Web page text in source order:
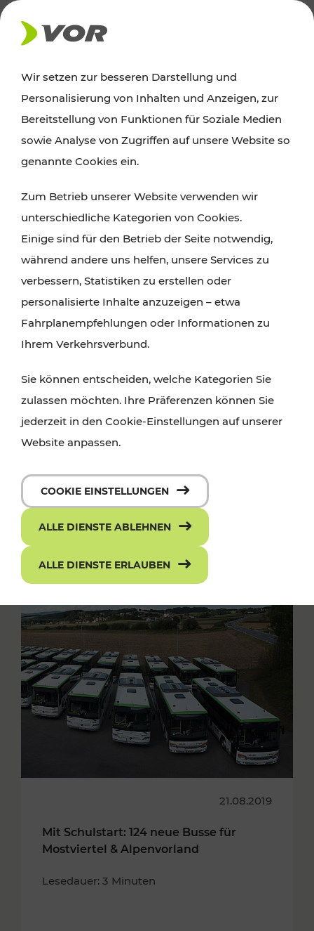
AKTUELLES
News
Alle wichtigen Meldungen zu Fahrplanänderungen,
finden Sie hier im Überblick.
21.08.2019
Mit Schulstart: 124 neue Busse für
Mostviertel & Alpenvorland
Lesedauer: 3 Minuten
Wir setzen zur besseren Darstellung und
Personalisierung von Inhalten und Anzeigen, zur
Bereitstellung von Funktionen für Soziale Medien
sowie Analyse von Zugriffen auf unsere Website so
genannte Cookies ein.
Zum Betrieb unserer Website verwenden wir
unterschiedliche Kategorien von Cookies.
Einige sind für den Betrieb der Seite notwendig,
während andere uns helfen, unsere Services zu
verbessern, Statistiken zu erstellen oder
personalisierte Inhalte anzuzeigen – etwa
Fahrplanempfehlungen oder Informationen zu
Ihrem Verkehrsverbund.
Sie können entscheiden, welche Kategorien Sie
zulassen möchten. Ihre Präferenzen können Sie
jederzeit in den Cookie-Einstellungen auf unserer
Website anpassen.
COOKIE EINSTELLUNGEN
ALLE DIENSTE ABLEHNEN
ALLE DIENSTE ERLAUBEN